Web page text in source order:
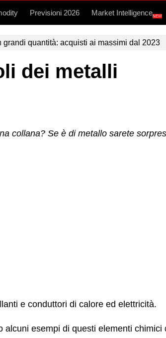
Previsioni 2026 Market IntelligenceNEW
grandi quantità: acquisti ai massimi dal 2023
dei metalli
collana? Se è di metallo sarete
e conduttori di calore ed elettricità.
esempi di questi elementi chimici